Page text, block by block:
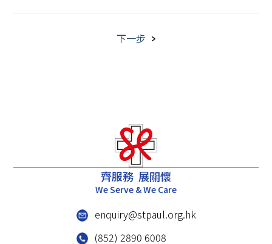
下一步
齊服務 展關懷
We Serve & We Care
enquiry@stpaul.org.hk
(852) 2890 6008